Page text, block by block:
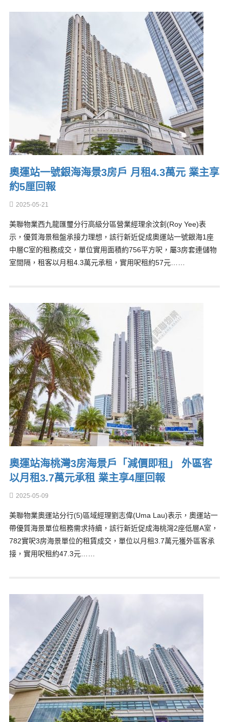
奧運站一號銀海海景3房戶 月租4.3萬元 業主享
約5厘回報
2025-05-21
美聯物業西九龍匯璽分行高級分區營業經理余汶釗(Roy Yee)表
示，優質海景租盤承接力理想，該行新近促成奧運站一號銀海1座
中層C室的租務成交，單位實用面積約756平方呎，屬3房套連儲物
室間隔，租客以月租4.3萬元承租，實用呎租約57元……
奧運站海桃灣3房海景戶「減價即租」 外區客
以月租3.7萬元承租 業主享4厘回報
2025-05-09
美聯物業奧運站分行(5)區域經理劉志偉(Uma Lau)表示，奧運站一
帶優質海景單位租務需求持續，該行新近促成海桃灣2座低層A室，
782實呎3房海景單位的租賃成交，單位以月租3.7萬元獲外區客承
接，實用呎租約47.3元……